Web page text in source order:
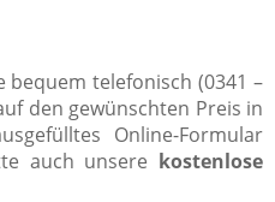
bequem telefonisch (0341 –
den gewünschten Preis in
Online-Formular
auch unsere kostenlose